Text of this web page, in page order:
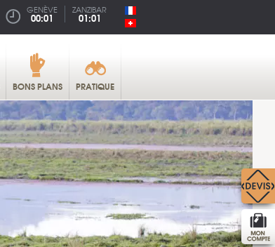
GENÈVE
00:01
ZANZIBAR
01:01
BONS PLANS PRATIQUE